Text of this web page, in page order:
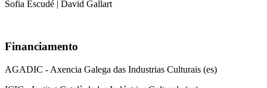
Sofia Escudé | David Gallart
Financiamento
AGADIC - Axencia Galega das Industrias Culturais (es)